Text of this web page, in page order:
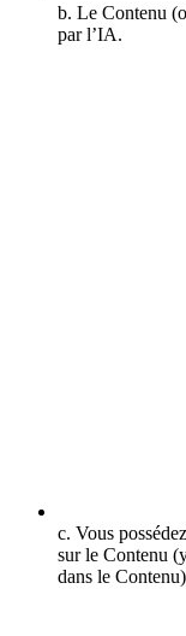
b. Le Contenu
par l’IA.
c. Vous
sur le Contenu
dans le